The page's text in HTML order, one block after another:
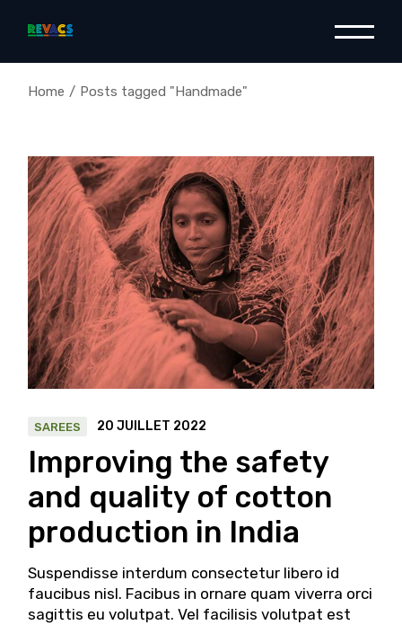
Home Posts tagged "Handmade"
SAREES 20 JUILLET 2022
Improving the safety
and quality of cotton
production in India
Suspendisse interdum consectetur libero id
faucibus nisl. Facibus in ornare quam viverra orci
sagittis eu volutpat. Vel facilisis volutpat est